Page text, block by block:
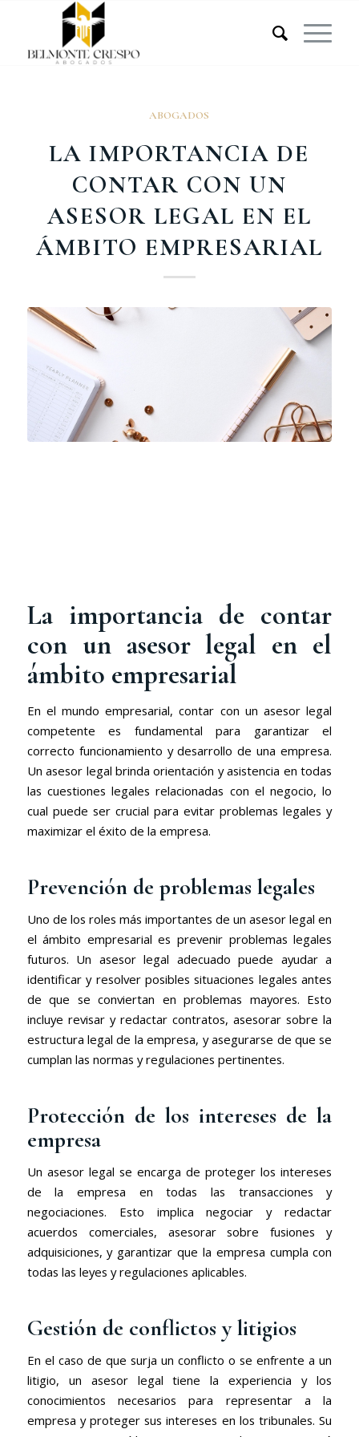
ABOGADOS
LA IMPORTANCIA DE
CONTAR CON UN
ASESOR LEGAL EN EL
ÁMBITO EMPRESARIAL
La importancia de contar
con un asesor legal en el
ámbito empresarial
En el mundo empresarial, contar con un asesor legal
competente es fundamental para garantizar el
correcto funcionamiento y desarrollo de una empresa.
Un asesor legal brinda orientación y asistencia en todas
las cuestiones legales relacionadas con el negocio, lo
cual puede ser crucial para evitar problemas legales y
maximizar el éxito de la empresa.
Prevención de problemas legales
Uno de los roles más importantes de un asesor legal en
el ámbito empresarial es prevenir problemas legales
futuros. Un asesor legal adecuado puede ayudar a
identificar y resolver posibles situaciones legales antes
de que se conviertan en problemas mayores. Esto
incluye revisar y redactar contratos, asesorar sobre la
estructura legal de la empresa, y asegurarse de que se
cumplan las normas y regulaciones pertinentes.
Protección de los intereses de la
empresa
Un asesor legal se encarga de proteger los intereses
de la empresa en todas las transacciones y
negociaciones. Esto implica negociar y redactar
acuerdos comerciales, asesorar sobre fusiones y
adquisiciones, y garantizar que la empresa cumpla con
todas las leyes y regulaciones aplicables.
Gestión de conflictos y litigios
En el caso de que surja un conflicto o se enfrente a un
litigio, un asesor legal tiene la experiencia y los
conocimientos necesarios para representar a la
empresa y proteger sus intereses en los tribunales. Su